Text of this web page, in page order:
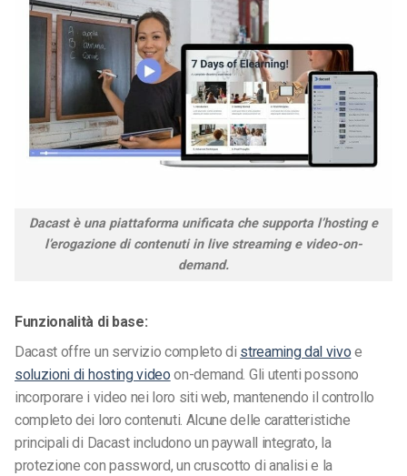
Dacast è una piattaforma unificata che supporta l’hosting e
l’erogazione di contenuti in live streaming e video-on-
demand.
Funzionalità di base:
Dacast offre un servizio completo di streaming dal vivo e
soluzioni di hosting video on-demand. Gli utenti possono
incorporare i video nei loro siti web, mantenendo il controllo
completo dei loro contenuti. Alcune delle caratteristiche
principali di Dacast includono un paywall integrato, la
protezione con password, un cruscotto di analisi e la